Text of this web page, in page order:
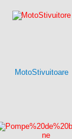
MotoStivuitoare